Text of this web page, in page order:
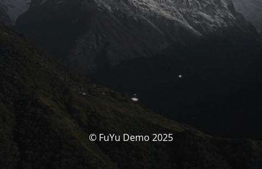
© FuYu Demo 2025